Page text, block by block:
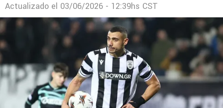
Actualizado el 03/06/2026 - 12:39hs CST